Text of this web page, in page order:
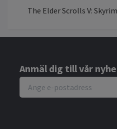
The Elder Scrolls V:
Anmäl dig till vår